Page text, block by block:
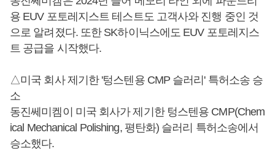
용 EUV 포토레지스트 테스트도 고객사와 진행 중인 것
으로 알려졌다. 또한 SK하이닉스에도 EUV 포토레지스
트 공급을 시작했다.
△미국 회사 제기한 '텅스텐용 CMP 슬러리' 특허소송 승
소
동진쎄미켐이 미국 회사가 제기한 텅스텐용 CMP(Chem
ical Mechanical Polishing, 평탄화) 슬러리 특허소송에서
승소했다.